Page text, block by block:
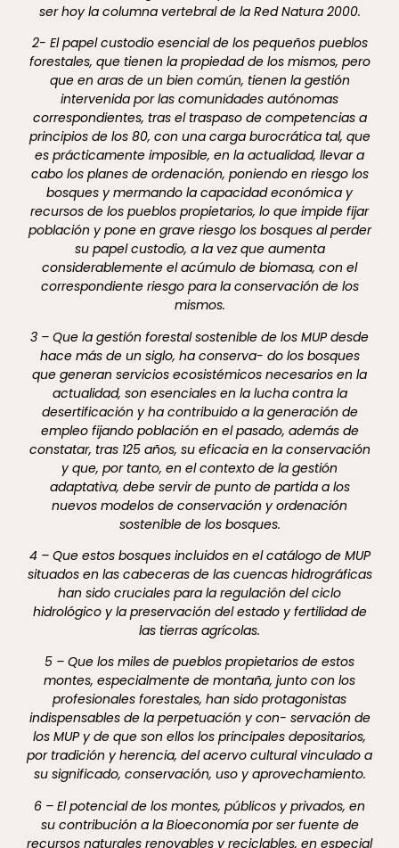
ser hoy la columna vertebral de la Red Natura 2000.
2- El papel custodio esencial de los pequeños pueblos
forestales, que tienen la propiedad de los mismos, pero
que en aras de un bien común, tienen la gestión
intervenida por las comunidades autónomas
correspondientes, tras el traspaso de competencias a
principios de los 80, con una carga burocrática tal, que
es prácticamente imposible, en la actualidad, llevar a
cabo los planes de ordenación, poniendo en riesgo los
bosques y mermando la capacidad económica y
recursos de los pueblos propietarios, lo que impide fijar
población y pone en grave riesgo los bosques al perder
su papel custodio, a la vez que aumenta
considerablemente el acúmulo de biomasa, con el
correspondiente riesgo para la conservación de los
mismos.
3 – Que la gestión forestal sostenible de los MUP desde
hace más de un siglo, ha conserva- do los bosques
que generan servicios ecosistémicos necesarios en la
actualidad, son esenciales en la lucha contra la
desertificación y ha contribuido a la generación de
empleo fijando población en el pasado, además de
constatar, tras 125 años, su eficacia en la conservación
y que, por tanto, en el contexto de la gestión
adaptativa, debe servir de punto de partida a los
nuevos modelos de conservación y ordenación
sostenible de los bosques.
4 – Que estos bosques incluidos en el catálogo de MUP
situados en las cabeceras de las cuencas hidrográficas
han sido cruciales para la regulación del ciclo
hidrológico y la preservación del estado y fertilidad de
las tierras agrícolas.
5 – Que los miles de pueblos propietarios de estos
montes, especialmente de montaña, junto con los
profesionales forestales, han sido protagonistas
indispensables de la perpetuación y con- servación de
los MUP y de que son ellos los principales depositarios,
por tradición y herencia, del acervo cultural vinculado a
su significado, conservación, uso y aprovechamiento.
6 – El potencial de los montes, públicos y privados, en
su contribución a la Bioeconomía por ser fuente de
recursos naturales renovables y reciclables, en especial